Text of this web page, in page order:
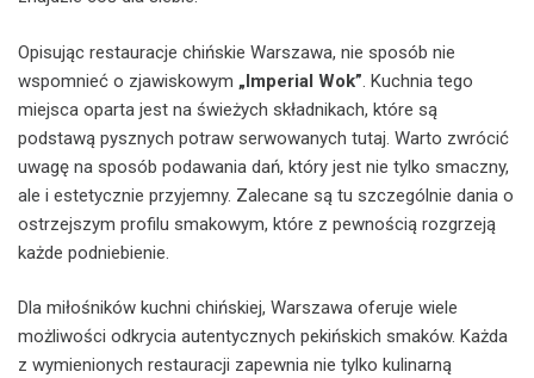
Opisując restauracje chińskie Warszawa, nie sposób nie
wspomnieć o zjawiskowym „Imperial Wok” . Kuchnia tego
miejsca oparta jest na świeżych składnikach, które są
podstawą pysznych potraw serwowanych tutaj. Warto zwrócić
uwagę na sposób podawania dań, który jest nie tylko smaczny,
ale i estetycznie przyjemny. Zalecane są tu szczególnie dania o
ostrzejszym profilu smakowym, które z pewnością rozgrzeją
każde podniebienie.
Dla miłośników kuchni chińskiej, Warszawa oferuje wiele
możliwości odkrycia autentycznych pekińskich smaków. Każda
z wymienionych restauracji zapewnia nie tylko kulinarną